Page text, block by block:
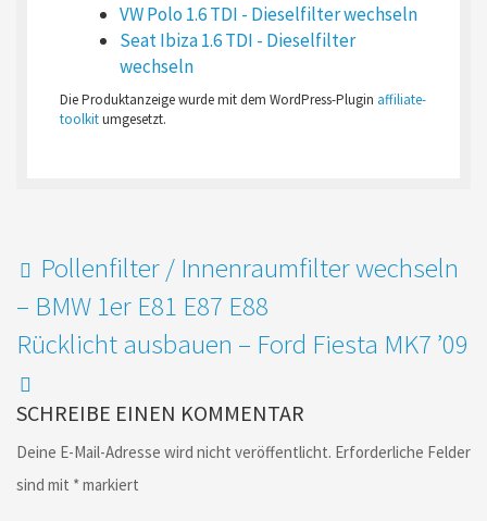
VW Polo 1.6 TDI - Dieselfilter wechseln
Seat Ibiza 1.6 TDI - Dieselfilter
wechseln
Die Produktanzeige wurde mit dem WordPress-Plugin affiliate-
toolkitumgesetzt.
Pollenfilter / Innenraumfilter wechseln
– BMW 1er E81 E87 E88
Rücklicht ausbauen – Ford Fiesta MK7 ’09
SCHREIBE EINEN KOMMENTAR
Deine E-Mail-Adresse wird nicht veröffentlicht. Erforderliche Felder
sind mit *markiert